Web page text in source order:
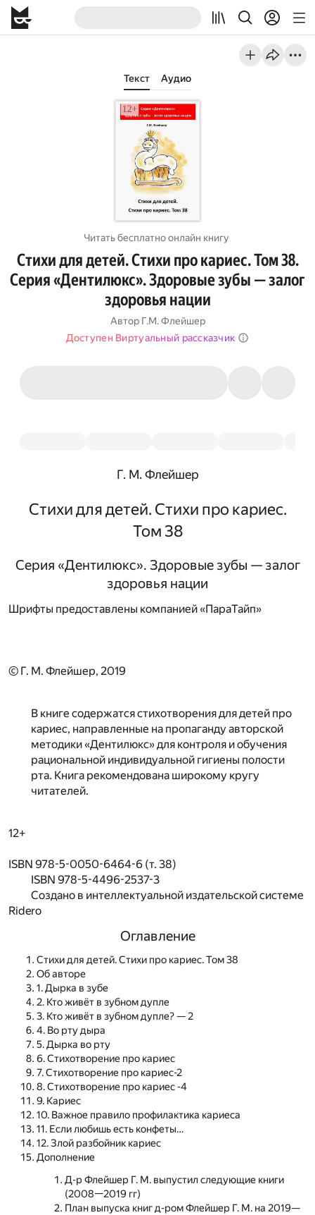
Текст Аудио
Читать бесплатно онлайн книгу
Стихи для детей. Стихи про кариес. Том 38.
Серия «Дентилюкс». Здоровые зубы — залог
здоровья нации
Автор Г.М. Флейшер
Доступен Виртуальный рассказчик
Г. М. Флейшер
Стихи для детей. Стихи про кариес.
Том 38
Серия «Дентилюкс». Здоровые зубы — залог
здоровья нации
Шрифты предоставлены компанией «ПараТайп»
© Г. М. Флейшер, 2019
В книге содержатся стихотворения для детей про
кариес, направленные на пропаганду авторской
методики «Дентилюкс» для контроля и обучения
рациональной индивидуальной гигиены полости
рта. Книга рекомендована широкому кругу
читателей.
12+
ISBN 978-5-0050-6464-6 (т. 38)
ISBN 978-5-4496-2537-3
Создано в интеллектуальной издательской системе
Ridero
Оглавление
Стихи для детей. Стихи про кариес. Том 38
Об авторе
1. Дырка в зубе
2. Кто живёт в зубном дупле
3. Кто живёт в зубном дупле? — 2
4. Во рту дыра
5. Дырка во рту
6. Стихотворение про кариес
7. Стихотворение про кариес-2
8. Стихотворение про кариес -4
9. Кариес
10. Важное правило профилактика кариеса
11. Если любишь есть конфеты…
12. Злой разбойник кариес
Дополнение
Д-р Флейшер Г. М. выпустил следующие книги
(2008—2019 гг)
План выпуска книг д-ром Флейшер Г. М. на 2019—